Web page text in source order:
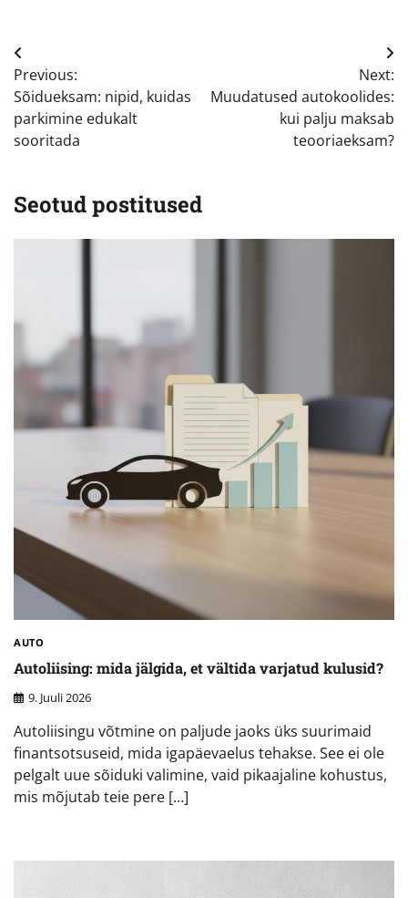
Navigeerimine
Previous:
Sõidueksam: nipid, kuidas
parkimine edukalt
sooritada
Next:
Muudatused autokoolides:
kui palju maksab
teooriaeksam?
Seotud postitused
AUTO
Autoliising: mida jälgida, et vältida varjatud kulusid?
9. Juuli 2026
Autoliisingu võtmine on paljude jaoks üks suurimaid
finantsotsuseid, mida igapäevaelus tehakse. See ei ole
pelgalt uue sõiduki valimine, vaid pikaajaline kohustus,
mis mõjutab teie pere […]